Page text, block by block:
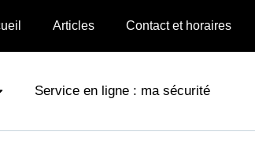
Articles Contact et horaires
Service en ligne : ma sécurité